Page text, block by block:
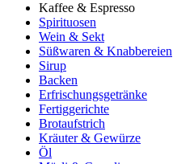
Kaffee & Espresso
Spirituosen
Wein & Sekt
Süßwaren & Knabbereien
Sirup
Backen
Erfrischungsgetränke
Fertiggerichte
Brotaufstrich
Kräuter & Gewürze
Öl